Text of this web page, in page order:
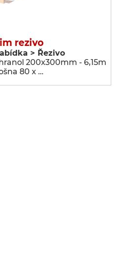
rezivo
> Řezivo
200x300mm - 6,15m
80 x …